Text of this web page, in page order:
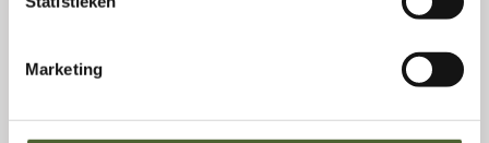
Marketing
Karrenspoor